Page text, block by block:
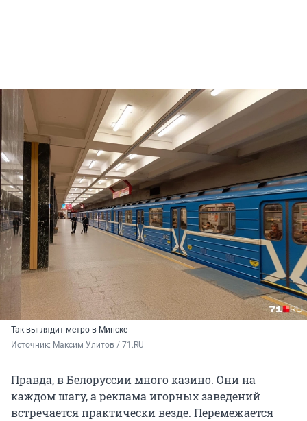
Так выглядит метро в Минске
Источник: Максим Улитов / 71.RU
Правда, в Белоруссии много казино. Они на
каждом шагу, а реклама игорных заведений
встречается практически везде. Перемежается